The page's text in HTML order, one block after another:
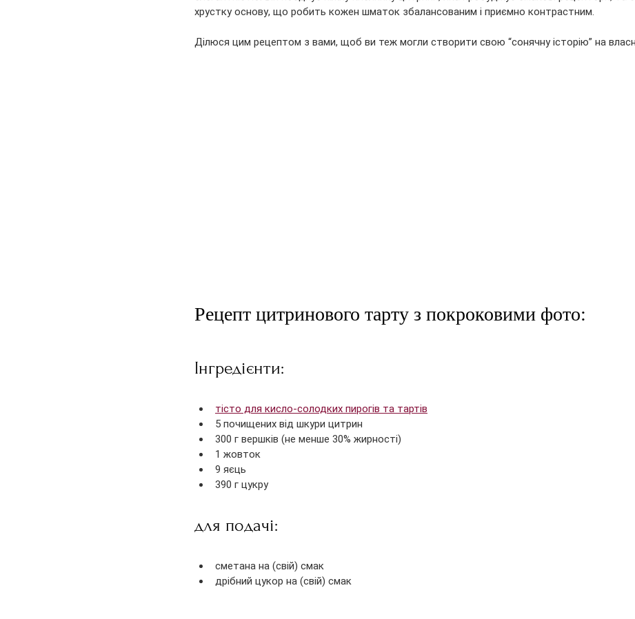
хрустку основу, що робить кожен шматок збалансованим і приємно контрастним.
Ділюся цим рецептом з вами, щоб ви теж могли створити свою “сонячну історію” на
Рецепт цитринового тарту з покроковими фото:
Інгредієнти:
тісто для кисло-солодких пирогів та тартів
5 почищених від шкури цитрин
300 г вершків (не менше 30% жирності)
1 жовток
9 яєць
390 г цукру
для подачі:
сметана на (свій) смак
дрібний цукор на (свій) смак